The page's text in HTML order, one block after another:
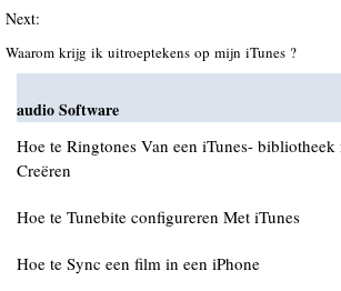
Next:
Waarom krijg ik uitroeptekens op mijn iTunes ?
audio Software
Hoe te Ringtones Van een iTunes- bibliotheek
Creëren
Hoe te Tunebite configureren Met iTunes
Hoe te Sync een film in een iPhone